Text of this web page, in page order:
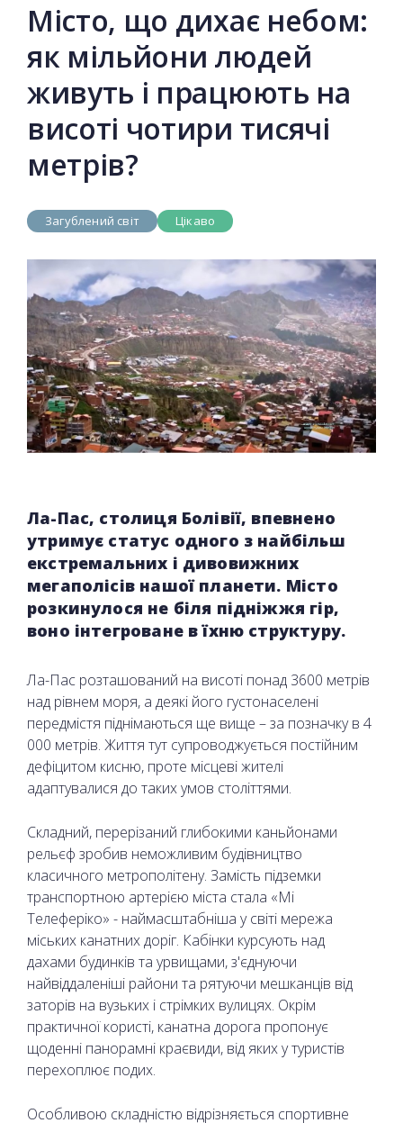
Місто, що дихає небом:
як мільйони людей
живуть і працюють на
висоті чотири тисячі
метрів?
Загублений світ Цікаво
Ла-Пас, столиця Болівії, впевнено
утримує статус одного з найбільш
екстремальних і дивовижних
мегаполісів нашої планети. Місто
розкинулося не біля підніжжя гір,
воно інтегроване в їхню структуру.
Ла-Пас розташований на висоті понад 3600 метрів
над рівнем моря, а деякі його густонаселені
передмістя піднімаються ще вище – за позначку в 4
000 метрів. Життя тут супроводжується постійним
дефіцитом кисню, проте місцеві жителі
адаптувалися до таких умов століттями.
Складний, перерізаний глибокими каньйонами
рельєф зробив неможливим будівництво
класичного метрополітену. Замість підземки
транспортною артерією міста стала «Мі
Телеферіко» - наймасштабніша у світі мережа
міських канатних доріг. Кабінки курсують над
дахами будинків та урвищами, з'єднуючи
найвіддаленіші райони та рятуючи мешканців від
заторів на вузьких і стрімких вулицях. Окрім
практичної користі, канатна дорога пропонує
щоденні панорамні краєвиди, від яких у туристів
перехоплює подих.
Особливою складністю відрізняється спортивне